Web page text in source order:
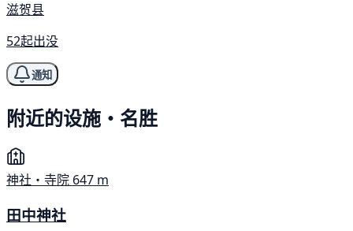
滋贺县
52起出没
通知
附近的设施・名胜
神社・寺院 647 m
田中神社